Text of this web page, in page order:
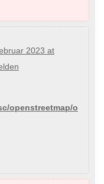
2023 at
openstreetmap/o